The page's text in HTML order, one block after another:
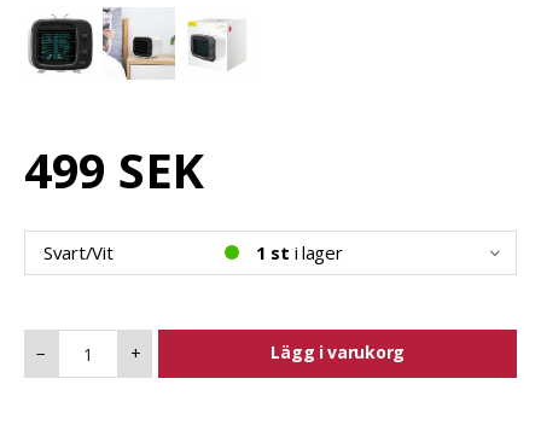
499 SEK
Svart/Vit 1 st i lager
− + Lägg i varukorg